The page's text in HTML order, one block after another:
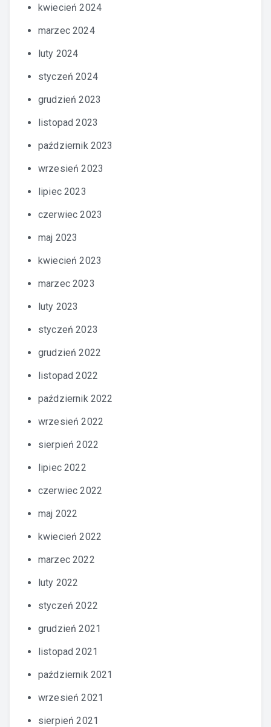
kwiecień 2024
marzec 2024
luty 2024
styczeń 2024
grudzień 2023
listopad 2023
październik 2023
wrzesień 2023
lipiec 2023
czerwiec 2023
maj 2023
kwiecień 2023
marzec 2023
luty 2023
styczeń 2023
grudzień 2022
listopad 2022
październik 2022
wrzesień 2022
sierpień 2022
lipiec 2022
czerwiec 2022
maj 2022
kwiecień 2022
marzec 2022
luty 2022
styczeń 2022
grudzień 2021
listopad 2021
październik 2021
wrzesień 2021
sierpień 2021